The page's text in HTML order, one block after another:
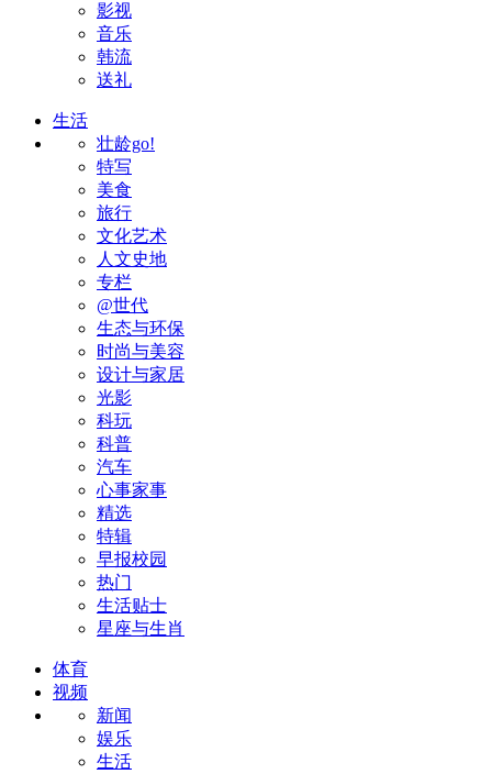
影视
音乐
韩流
送礼
生活
壮龄go!
特写
美食
旅行
文化艺术
人文史地
专栏
@世代
生态与环保
时尚与美容
设计与家居
光影
科玩
科普
汽车
心事家事
精选
特辑
早报校园
热门
生活贴士
星座与生肖
体育
视频
新闻
娱乐
生活